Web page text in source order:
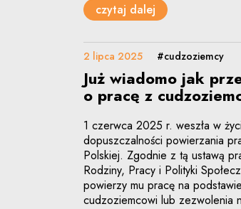
czytaj dalej
2 lipca 2025 #cudzoziemcy
Już wiadomo jak
o pracę z
1 czerwca 2025 r. weszła w
dopuszczalności powierzania
Polskiej. Zgodnie z tą ustawą
Rodziny, Pracy i Polityki
powierzy mu pracę na
cudzoziemcowi lub zezwolenia